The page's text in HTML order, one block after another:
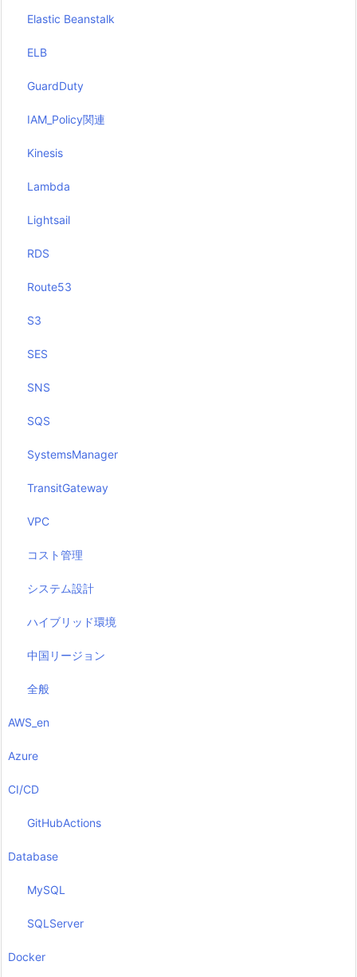
Elastic Beanstalk
ELB
GuardDuty
IAM_Policy関連
Kinesis
Lambda
Lightsail
RDS
Route53
S3
SES
SNS
SQS
SystemsManager
TransitGateway
VPC
コスト管理
システム設計
ハイブリッド環境
中国リージョン
全般
AWS_en
Azure
CI/CD
GitHubActions
Database
MySQL
SQLServer
Docker